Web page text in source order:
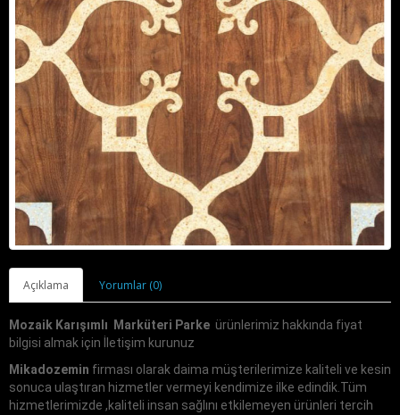
Açıklama Yorumlar (0)
Mozaik Karışımlı Marküteri Parke ürünlerimiz hakkında fiyat
bilgisi almak için İletişim kurunuz
Mikadozemin firması olarak daima müşterilerimize kaliteli ve kesin
sonuca ulaştıran hizmetler vermeyi kendimize ilke edindik.Tüm
hizmetlerimizde ,kaliteli insan sağlını etkilemeyen ürünleri tercih